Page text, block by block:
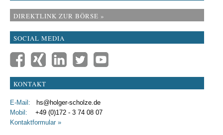
DIREKTLINK ZUR BÖRSE »
SOCIAL MEDIA
KONTAKT
E-Mail:
hs@holger-scholze.de
Mobil: +49 (0)172 - 3 74 08 07
Kontaktformular »